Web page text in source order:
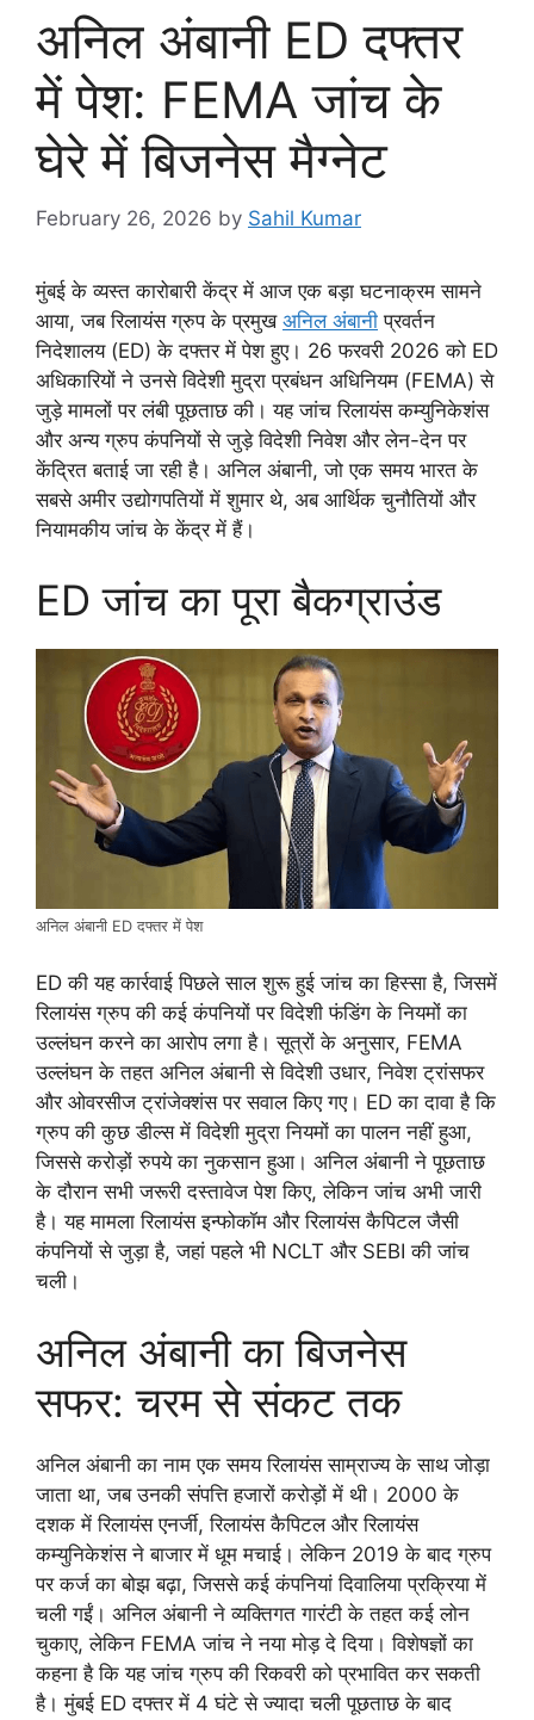
अनिल अंबानी ED दफ्तर
में पेश: FEMA जांच के
घेरे में बिजनेस मैग्नेट
February 26, 2026 by Sahil Kumar
मुंबई के व्यस्त कारोबारी केंद्र में आज एक बड़ा घटनाक्रम सामने
आया, जब रिलायंस ग्रुप के प्रमुख अनिल अंबानी प्रवर्तन
निदेशालय (ED) के दफ्तर में पेश हुए। 26 फरवरी 2026 को ED
अधिकारियों ने उनसे विदेशी मुद्रा प्रबंधन अधिनियम (FEMA) से
जुड़े मामलों पर लंबी पूछताछ की। यह जांच रिलायंस कम्युनिकेशंस
और अन्य ग्रुप कंपनियों से जुड़े विदेशी निवेश और लेन-देन पर
केंद्रित बताई जा रही है। अनिल अंबानी, जो एक समय भारत के
सबसे अमीर उद्योगपतियों में शुमार थे, अब आर्थिक चुनौतियों और
नियामकीय जांच के केंद्र में हैं।
ED जांच का पूरा बैकग्राउंड
अनिल अंबानी ED दफ्तर में पेश
ED की यह कार्रवाई पिछले साल शुरू हुई जांच का हिस्सा है, जिसमें
रिलायंस ग्रुप की कई कंपनियों पर विदेशी फंडिंग के नियमों का
उल्लंघन करने का आरोप लगा है। सूत्रों के अनुसार, FEMA
उल्लंघन के तहत अनिल अंबानी से विदेशी उधार, निवेश ट्रांसफर
और ओवरसीज ट्रांजेक्शंस पर सवाल किए गए। ED का दावा है कि
ग्रुप की कुछ डील्स में विदेशी मुद्रा नियमों का पालन नहीं हुआ,
जिससे करोड़ों रुपये का नुकसान हुआ। अनिल अंबानी ने पूछताछ
के दौरान सभी जरूरी दस्तावेज पेश किए, लेकिन जांच अभी जारी
है। यह मामला रिलायंस इन्फोकॉम और रिलायंस कैपिटल जैसी
कंपनियों से जुड़ा है, जहां पहले भी NCLT और SEBI की जांच
चली।
अनिल अंबानी का बिजनेस
सफर: चरम से संकट तक
अनिल अंबानी का नाम एक समय रिलायंस साम्राज्य के साथ जोड़ा
जाता था, जब उनकी संपत्ति हजारों करोड़ों में थी। 2000 के
दशक में रिलायंस एनर्जी, रिलायंस कैपिटल और रिलायंस
कम्युनिकेशंस ने बाजार में धूम मचाई। लेकिन 2019 के बाद ग्रुप
पर कर्ज का बोझ बढ़ा, जिससे कई कंपनियां दिवालिया प्रक्रिया में
चली गईं। अनिल अंबानी ने व्यक्तिगत गारंटी के तहत कई लोन
चुकाए, लेकिन FEMA जांच ने नया मोड़ दे दिया। विशेषज्ञों का
कहना है कि यह जांच ग्रुप की रिकवरी को प्रभावित कर सकती
है। मुंबई ED दफ्तर में 4 घंटे से ज्यादा चली पूछताछ के बाद